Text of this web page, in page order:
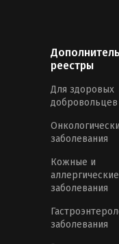
реестры
Для здоровых
добровольцев
заболевания
Кожные и
аллергические
заболевания
заболевания